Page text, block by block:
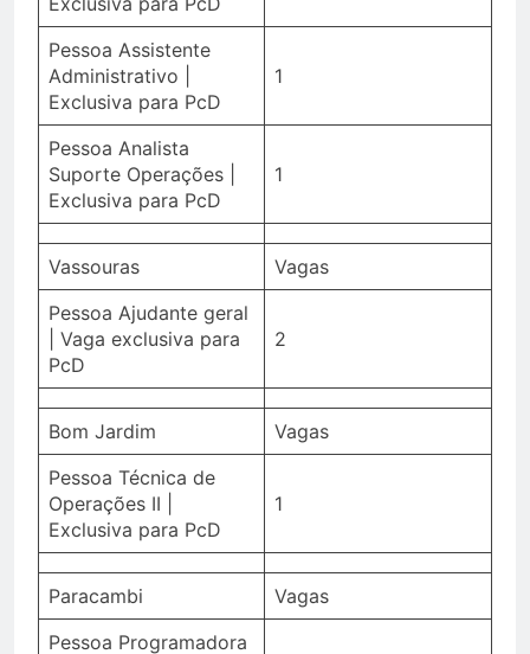
Pessoa Assistente
Administrativo |
Exclusiva para PcD
1
Pessoa Analista
Suporte Operações |
Exclusiva para PcD
1
Vassouras
Vagas
Pessoa Ajudante geral
| Vaga exclusiva para
PcD
2
Bom Jardim
Vagas
Pessoa Técnica de
Operações II |
Exclusiva para PcD
1
Paracambi
Vagas
Pessoa Programadora